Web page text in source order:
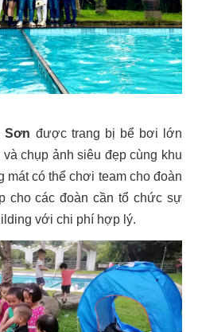
Sơn được trang bị bể bơi lớn
chụp ảnh siêu đẹp cùng khu
mát có thể chơi team cho đoàn
cho các đoàn cần tổ chức sự
với chi phí hợp lý.